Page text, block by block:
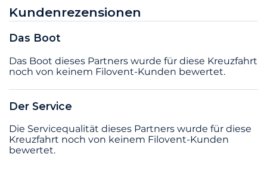
Kundenrezensionen
Das Boot
Das Boot dieses Partners wurde für diese Kreuzfahrt
noch von keinem Filovent-Kunden bewertet.
Der Service
Die Servicequalität dieses Partners wurde für diese
Kreuzfahrt noch von keinem Filovent-Kunden
bewertet.